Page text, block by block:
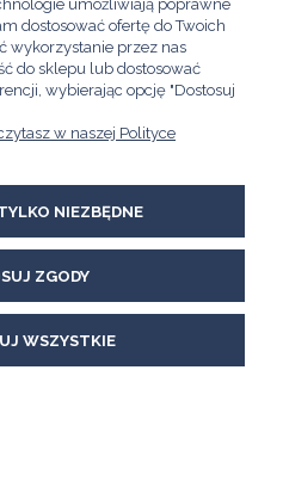
KONTO
Spółka Jawna
Warszawa
STRONY
Shoper Premium
umożliwiają poprawne
dostosować ofertę do Twoich
wykorzystanie przez nas
do sklepu lub dostosować
wybierając opcję "Dostosuj
w naszej Polityce
NIEZBĘDNE
ZGODY
WSZYSTKIE